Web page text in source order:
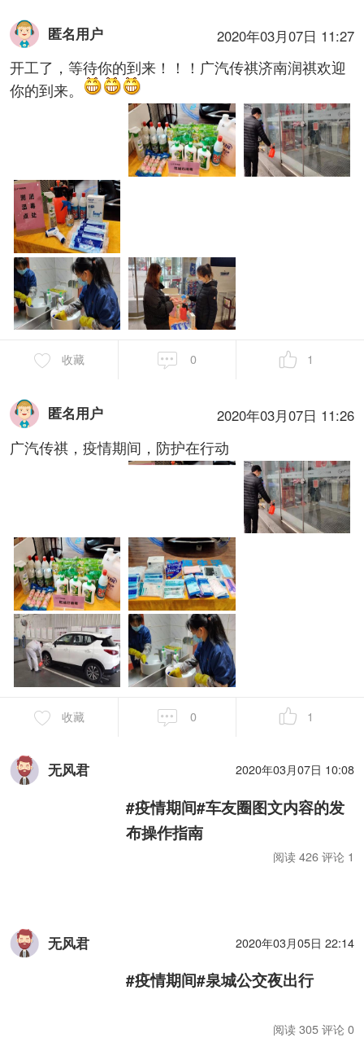
匿名用户 2020年03月07日 11:27
开工了，等待你的到来！！！广汽传祺济南润祺欢迎
你的到来。
收藏 0 1
匿名用户 2020年03月07日 11:26
广汽传祺，疫情期间，防护在行动
收藏 0 1
无风君 2020年03月07日 10:08
#疫情期间#车友圈图文内容的发
布操作指南
阅读 426 评论 1
无风君 2020年03月05日 22:14
#疫情期间#泉城公交夜出行
阅读 305 评论 0